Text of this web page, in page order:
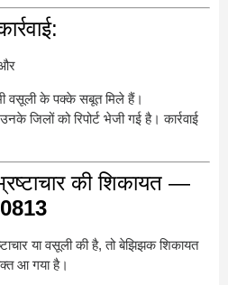
वसूली के पक्के सबूत मिले हैं।
जिलों को रिपोर्ट भेजी गई है। कार्रवाई
की शिकायत —
या वसूली की है, तो बेझिझक शिकायत
आ गया है।